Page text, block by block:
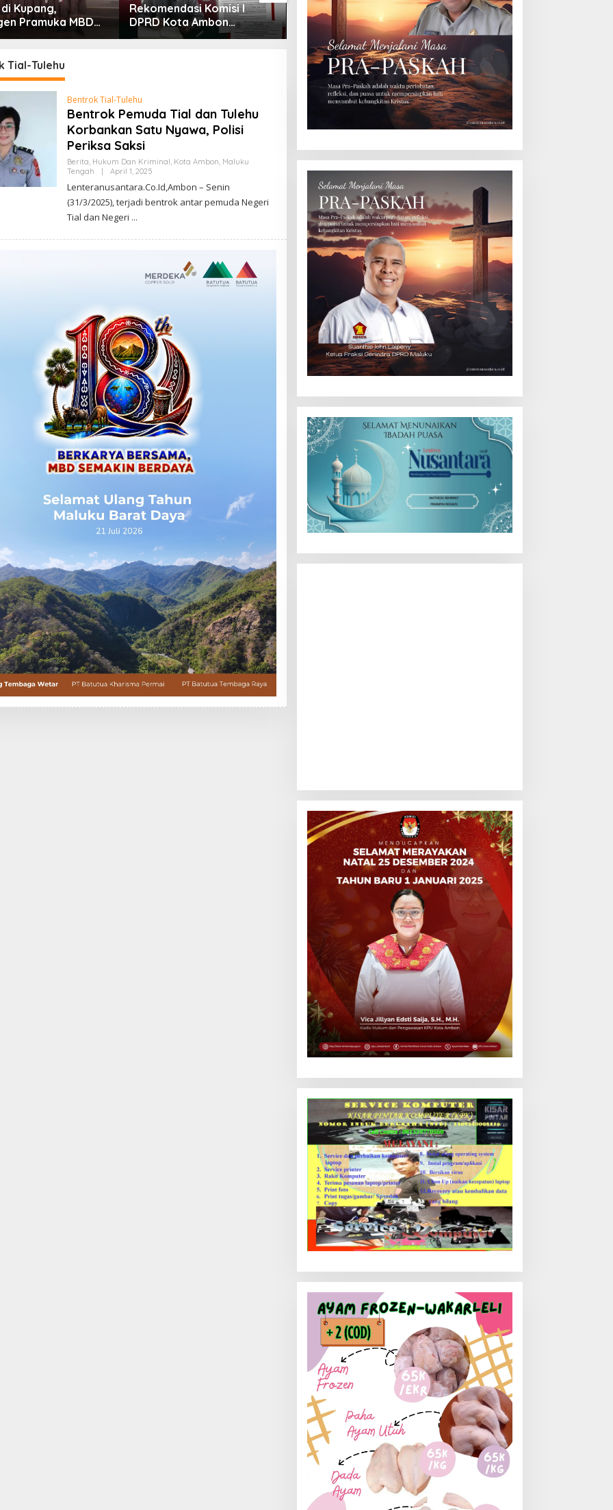
Kupang,
Pramuka MBD
Rekomendasi Komisi I
DPRD Kota Ambon
Diprotes Ahli Waris Jozias
PWI Maluku Minta Kapolda
Evaluasi Kapolresta Ambon
Atas Kriminaliasi Lutfi
Heluth, Said Sotta: Bila
Perlu Copot Kasatreskrim
Polresta Ambon
Polisi Tangkap Belasan
Terduga Pelaku Judi Dadu
di Dobo, Muncul Dugaan
Setoran Rp5 Juta dan
Selisih Barang Bukti
Tial-Tulehu
Bentrok Tial-Tulehu
Bentrok Pemuda Tial dan Tulehu
Korbankan Satu Nyawa, Polisi
Periksa Saksi
Berita Hukum Dan Kriminal Kota Ambon Maluku
Tengah
| April 1, 2025Oleh
Nusantara.Co.Id
Lenteranusantara.Co.Id,Ambon – Senin
(31/3/2025), terjadi bentrok antar pemuda Negeri
Tial dan Negeri